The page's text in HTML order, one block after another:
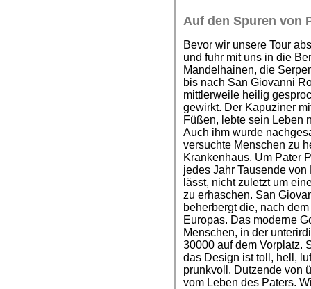
Auf den Spuren von
Bevor wir unsere Tour
und fuhr mit uns in die
Mandelhainen, die
bis nach San Giovanni
mittlerweile heilig
gewirkt. Der Kapuziner
Füßen, lebte sein Leben
Auch ihm wurde
versuchte Menschen zu
Krankenhaus. Um Pater
jedes Jahr Tausende
lässt, nicht zuletzt um
zu erhaschen. San
beherbergt die, nach
Europas. Das moderne
Menschen, in der
30000 auf dem Vorplatz.
das Design ist toll, hell,
prunkvoll. Dutzende von
vom Leben des Paters.